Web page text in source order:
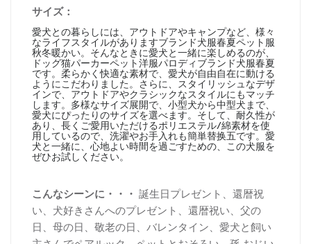
サイズ：
愛犬との暮らしには、アウトドアやキャンプなど、様々
なライフスタイルがありますブランド犬服春夏ペット服
秋冬暖かい。そんなときに愛犬と一緒に楽しめるのが、
ドッグ猫パーカーペット洋服パロディブランド犬服春夏
です。柔らかく快適な素材で、愛犬が自由自在に動ける
ようにこだわりました。さらに、スタイリッシュなデザ
インで、アウトドアやクラシックなスタイルにもマッチ
します。多様なサイズ展開で、小型犬から中型犬まで、
愛犬にぴったりのサイズを選べます。そして、耐久性が
あり、長くご愛用いただけるポリエステル/綿素材を使
用しているので、洗濯やお手入れも簡単替换五です。愛
犬と一緒に、心地よい時間を過ごすための、この犬服を
ぜひお試しください。
こんなシーンに・・・ 誕生日プレゼント、還暦祝
い、犬好きさんへのプレゼント、還暦祝い、父の
日、母の日、敬老の日、バレンタイン、愛犬と飼い